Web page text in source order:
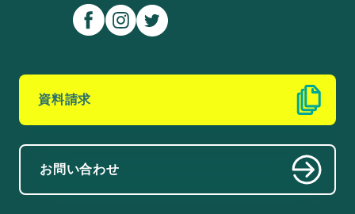
資料請求
お問い合わせ